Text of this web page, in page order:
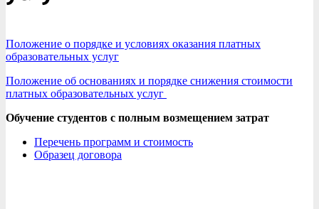
Положение о порядке и условиях оказания платных
образовательных услуг
Положение об основаниях и порядке снижения стоимости
платных образовательных услуг
Обучение студентов с полным возмещением затрат
Перечень программ и стоимость
Образец договора